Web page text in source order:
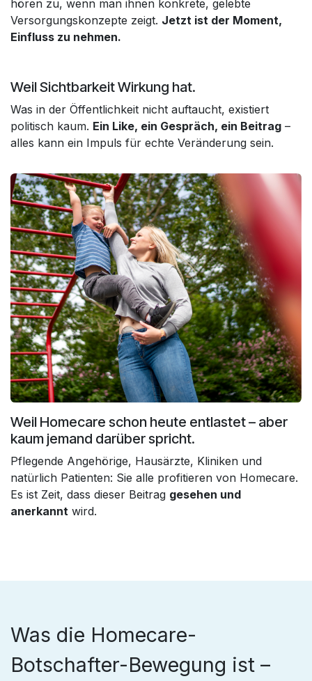
hören zu, wenn man ihnen konkrete, gelebte
Versorgungskonzepte zeigt. Jetzt ist der Moment,
Einfluss zu nehmen.
Weil Sichtbarkeit Wirkung hat.
Was in der Öffentlichkeit nicht auftaucht, existiert
politisch kaum. Ein Like, ein Gespräch, ein Beitrag –
alles kann ein Impuls für echte Veränderung sein.
Weil Homecare schon heute entlastet – aber
kaum jemand darüber spricht.
Pflegende Angehörige, Hausärzte, Kliniken und
natürlich Patienten: Sie alle profitieren von Homecare.
Es ist Zeit, dass dieser Beitrag gesehen und
anerkannt wird.
Was die Homecare-
Botschafter-Bewegung ist –